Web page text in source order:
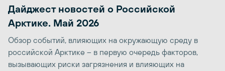
Дайджест новостей о Российской
Арктике. Май 2026
Обзор событий, влияющих на окружающую среду в
российской Арктике – в первую очередь факторов,
вызывающих риски загрязнения и влияющих на